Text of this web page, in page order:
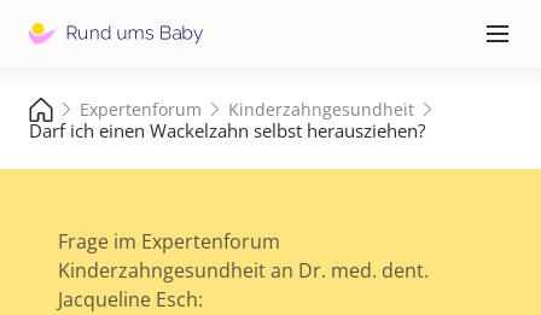
≡
Expertenforum Kinderzahngesundheit
Darf ich einen Wackelzahn selbst herausziehen?
Frage im Expertenforum
Kinderzahngesundheit an Dr. med. dent.
Jacqueline Esch: